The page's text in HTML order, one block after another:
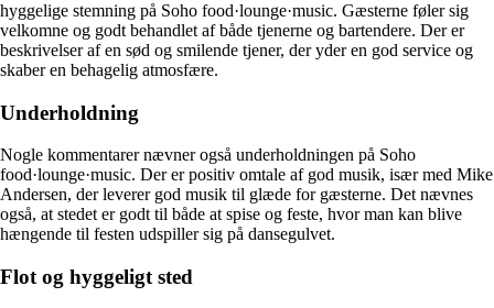
hyggelige stemning på Soho food·lounge·music. Gæsterne føler sig
velkomne og godt behandlet af både tjenerne og bartendere. Der er
beskrivelser af en sød og smilende tjener, der yder en god service og
skaber en behagelig atmosfære.
Underholdning
Nogle kommentarer nævner også underholdningen på Soho
food·lounge·music. Der er positiv omtale af god musik, især med Mike
Andersen, der leverer god musik til glæde for gæsterne. Det nævnes
også, at stedet er godt til både at spise og feste, hvor man kan blive
hængende til festen udspiller sig på dansegulvet.
Flot og hyggeligt sted